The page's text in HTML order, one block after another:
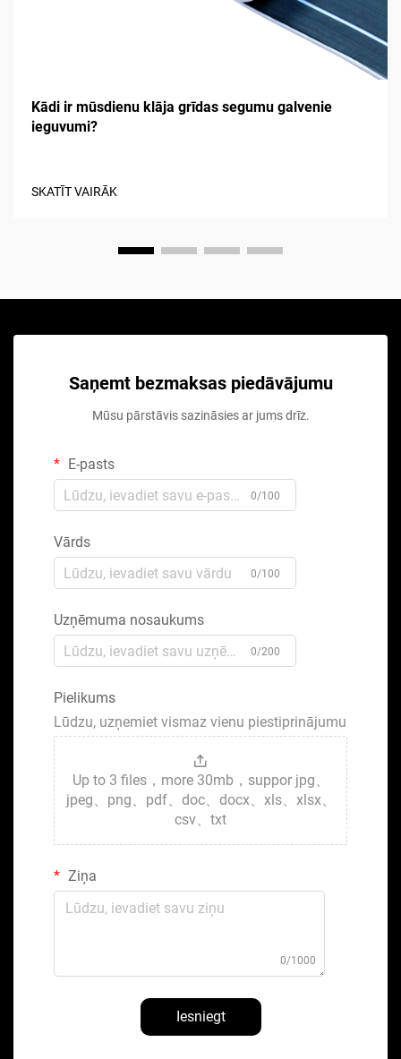
Kādi ir mūsdienu klāja grīdas segumu galvenie
ieguvumi?
SKATĪT VAIRĀK
Saņemt bezmaksas piedāvājumu
Mūsu pārstāvis sazināsies ar jums drīz.
E-pasts
0/100
Vārds
0/100
Uzņēmuma nosaukums
0/200
Pielikums
Lūdzu, uzņemiet vismaz vienu piestiprinājumu
Up to 3 files，more 30mb，suppor jpg、
jpeg、png、pdf、doc、docx、xls、xlsx、
csv、txt
Ziņa
0/1000
Iesniegt